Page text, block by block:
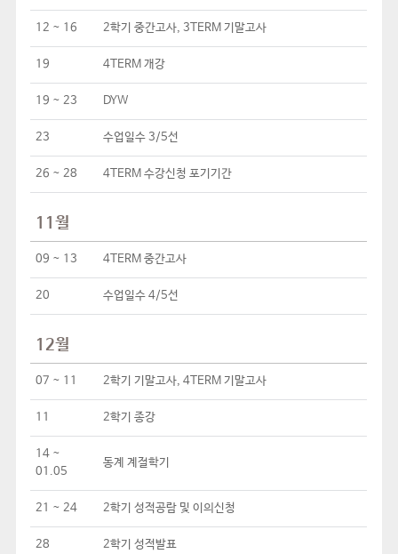
12 ~ 16 2학기 중간고사, 3TERM 기말고사
19 4TERM 개강
19 ~ 23 DYW
23 수업일수 3/5선
26 ~ 28 4TERM 수강신청 포기기간
11월
09 ~ 13 4TERM 중간고사
20 수업일수 4/5선
12월
07 ~ 11 2학기 기말고사, 4TERM 기말고사
11 2학기 종강
14 ~
01.05
동계 계절학기
21 ~ 24 2학기 성적공람 및 이의신청
28 2학기 성적발표